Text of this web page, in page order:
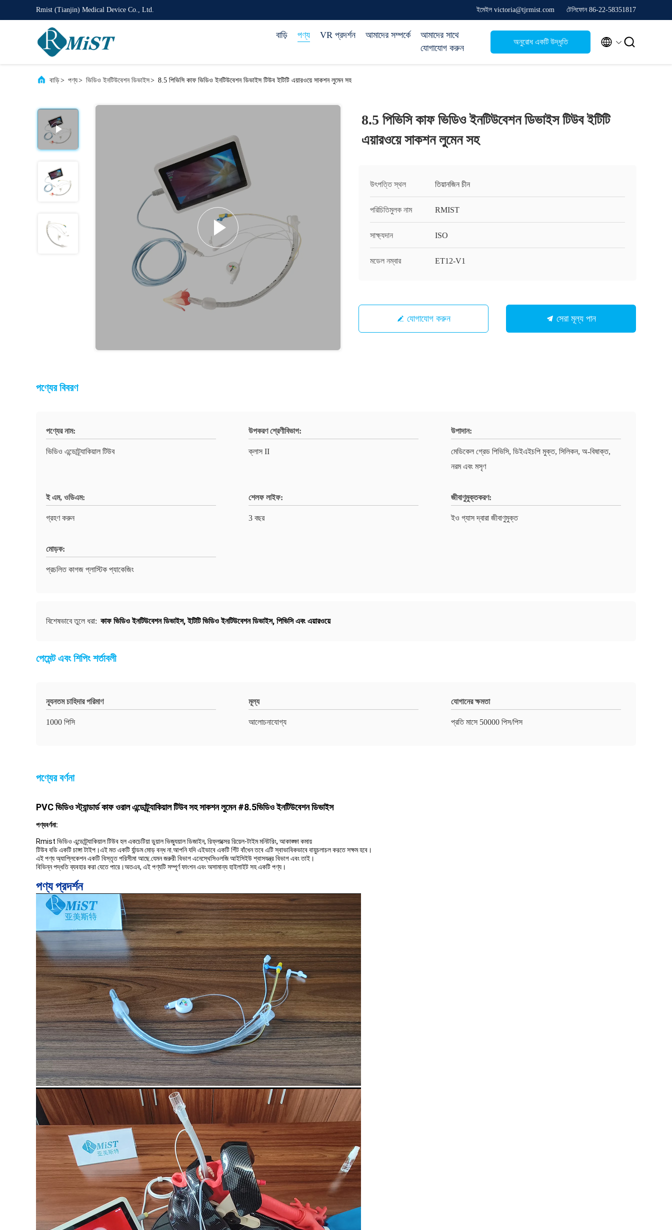
Rmist (Tianjin) Medical Device Co., Ltd. ইমেইল victoria@tjrmist.com টেলিফোন 86-22-58351817
বাড়ি পণ্য VR প্রদর্শন আমাদের সম্পর্কে
আমাদের সাথে
যোগাযোগ করুন
অনুরোধ একটি উদ্ধৃতি  
বাড়ি> পণ্য> ভিডিও ইনটিউবেশন ডিভাইস> 8.5 পিভিসি কাফ ভিডিও ইনটিউবেশন ডিভাইস টিউব ইটিটি এয়ারওয়ে সাকশন লুমেন সহ
8.5 পিভিসি কাফ ভিডিও ইনটিউবেশন ডিভাইস টিউব ইটিটি
এয়ারওয়ে সাকশন লুমেন সহ
উৎপত্তি স্থল তিয়ানজিন চীন
পরিচিতিমুলক নাম RMIST
সাক্ষ্যদান ISO
মডেল নম্বার ET12-V1
যোগাযোগ করুন সেরা মূল্য পান
পণ্যের বিবরণ
পণ্যের নাম:
ভিডিও এন্ডোট্র্যাকিয়াল টিউব
উপকরণ শ্রেণীবিভাগ:
ক্লাস II
উপাদান:
মেডিকেল গ্রেড পিভিসি, ডিইএইচপি মুক্ত, সিলিকন, অ-বিষাক্ত,
নরম এবং মসৃণ
ই এম, ওডিএম:
গ্রহণ করুন
শেলফ লাইফ:
3 বছর
জীবাণুমুক্তকরণ:
ইও গ্যাস দ্বারা জীবাণুমুক্ত
মোড়ক:
প্রচলিত কাগজ প্লাস্টিক প্যাকেজিং
বিশেষভাবে তুলে ধরা: কাফ ভিডিও ইনটিউবেশন ডিভাইস,ইটিটি ভিডিও ইনটিউবেশন ডিভাইস, পিভিসি এবং এয়ারওয়ে
পেমেন্ট এবং শিপিং শর্তাবলী
ন্যূনতম চাহিদার পরিমাণ
1000 পিসি
মূল্য
আলোচনাযোগ্য
যোগানের ক্ষমতা
প্রতি মাসে 50000 পিস/পিস
পণ্যের বর্ণনা
PVC ভিডিও স্ট্যান্ডার্ড কাফ ওরাল এন্ডোট্র্যাকিয়াল টিউব সহ সাকশন লুমেন #8.5ভিডিও ইনটিউবেশন ডিভাইস
পণ্যবর্ণনা:
Rmist ভিডিও এন্ডোট্র্যাকিয়াল টিউব হল একচেটিয়া ডুয়াল ভিজ্যুয়াল ডিজাইন, রিফ্লাক্সের রিয়েল-টাইম মনিটরিং, আকাঙ্ক্ষা কমায়
টিউব বডি একটি চাঙ্গা টাইপ।এই মত একটি র্যান্ডম মোড় বন্ধ না.আপনি যদি এইভাবে একটি গিঁট বাঁধেন তবে এটি স্বাভাবিকভাবে বায়ুচলাচল করতে সক্ষম হবে।
এই পণ্য অ্যাপ্লিকেশন একটি বিস্তৃত পরিসীমা আছে.যেমন জরুরী বিভাগ এনেস্থেসিওলজি আইসিইউ শ্বাসযন্ত্র বিভাগ এবং তাই।
বিভিন্ন পদ্ধতি ব্যবহার করা যেতে পারে।অতএব, এই পণ্যটি সম্পূর্ণ ফাংশন এবং অসামান্য হাইলাইট সহ একটি পণ্য।
পণ্য প্রদর্শন